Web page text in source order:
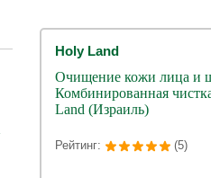
Holy Land
Очищение кожи лица и
Комбинированная
Land (Израиль)
Рейтинг: (5)